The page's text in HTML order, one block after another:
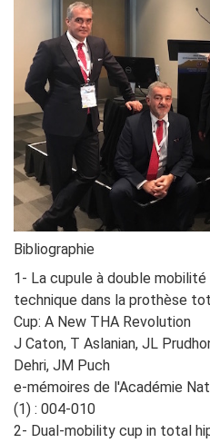
Bibliographie
1- La cupule à double
technique dans la prothèse
Cup: A New THA Revolution
J Caton, T Aslanian, JL
Dehri, JM Puch
e-mémoires de l'Académie
(1) : 004-010
2- Dual-mobility cup in total